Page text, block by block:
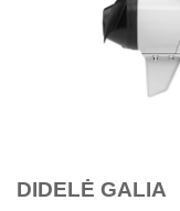
DIDELĖ GALIA